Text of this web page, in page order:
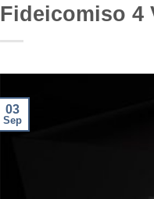
Fideicomiso 4
03
Sep